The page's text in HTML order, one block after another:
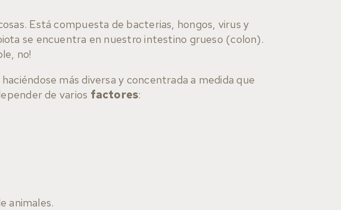
Está compuesta de bacterias, hongos, virus y
se encuentra en nuestro intestino grueso (colon).
no!
más diversa y concentrada a medida que
de varios factores:
animales.